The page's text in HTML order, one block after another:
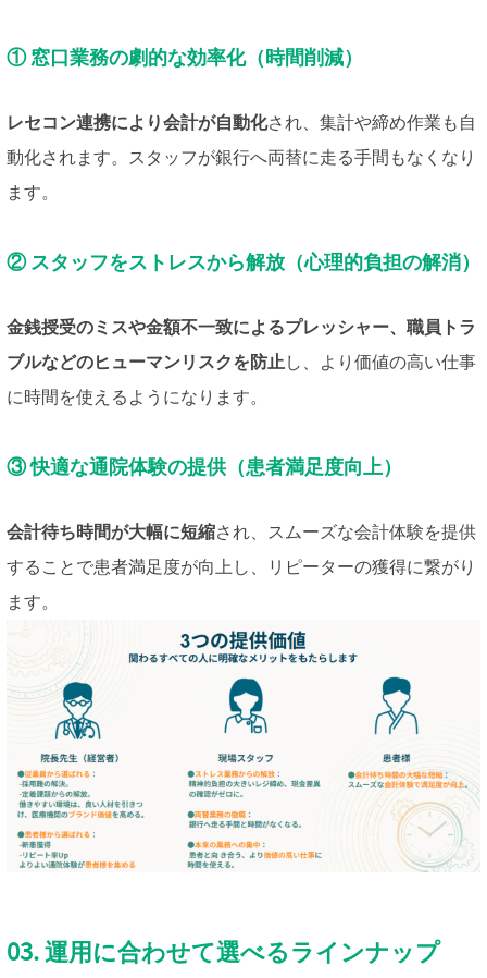
① 窓口業務の劇的な効率化（時間削減）
レセコン連携により会計が自動化され、集計や締め作業も自
動化されます。スタッフが銀行へ両替に走る手間もなくなり
ます。
② スタッフをストレスから解放（心理的負担の解消）
金銭授受のミスや金額不一致によるプレッシャー、職員トラ
ブルなどのヒューマンリスクを防止し、より価値の高い仕事
に時間を使えるようになります。
③ 快適な通院体験の提供（患者満足度向上）
会計待ち時間が大幅に短縮され、スムーズな会計体験を提供
することで患者満足度が向上し、リピーターの獲得に繋がり
ます。
03. 運用に合わせて選べるラインナップ